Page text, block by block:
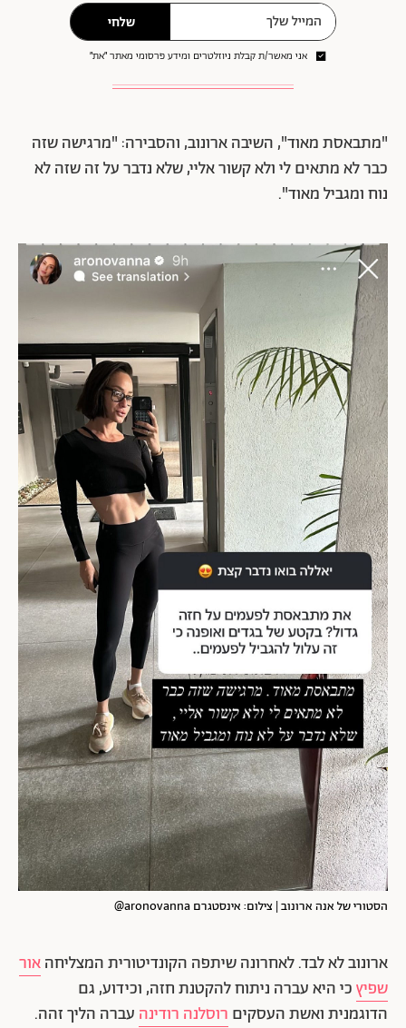
שלחי
אני מאשר/ת קבלת ניוזלטרים ומידע פרסומי מאתר ״את״
"מתבאסת מאוד", השיבה ארונוב, והסבירה: "מרגישה שזה
כבר לא מתאים לי ולא קשור אליי, שלא נדבר על זה שזה לא
נוח ומגביל מאוד".
הסטורי של אנה ארונוב | צילום: אינסטגרם aronovanna@
ארונוב לא לבד. לאחרונה שיתפה הקונדיטורית המצליחהאור
שפיץכי היא עברה ניתוח להקטנת חזה, וכידוע, גם
הדוגמנית ואשת העסקים רוסלנה רודינה עברה הליך זהה.